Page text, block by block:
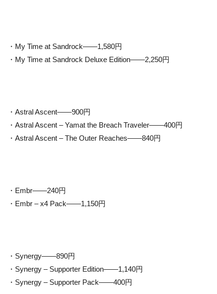
・My Time at Sandrock——1,580円
・My Time at Sandrock Deluxe Edition——2,250円
・Astral Ascent——900円
・Astral Ascent – Yamat the Breach Traveler——400円
・Astral Ascent – The Outer Reaches——840円
・Embr——240円
・Embr – x4 Pack——1,150円
・Synergy——890円
・Synergy – Supporter Edition——1,140円
・Synergy – Supporter Pack——400円